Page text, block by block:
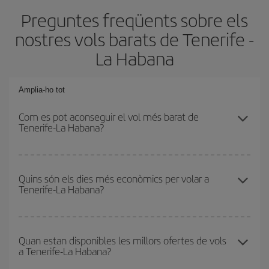
Preguntes freqüents sobre els
nostres vols barats de Tenerife -
La Habana
Amplia-ho tot
Com es pot aconseguir el vol més barat de
Tenerife-La Habana?
dest i obtenir el vol més barat. Per aconseguir-ho, cal evitar les
temporades altes, comprar amb antelació i tenir flexibilitat amb les
Quins són els dies més econòmics per volar a
Tenerife-La Habana?
que iniciïs una consulta al nostre
cercador de vols barats
Digues des d'on voles, la teva destinació i en quines dates havies
Quan estan disponibles les millors ofertes de vols
a Tenerife-La Habana?